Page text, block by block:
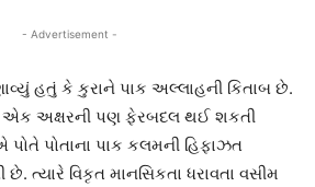
- Advertisement -
હતું કે કુરાને પાક અલ્લાહની કિતાબ છે.
અક્ષરની પણ ફેરબદલ થઈ શકતી
પોતાના પાક કલમની હિફાઝત
છે. ત્યારે વિકૃત માનસિકતા ધરાવતા વસીમ